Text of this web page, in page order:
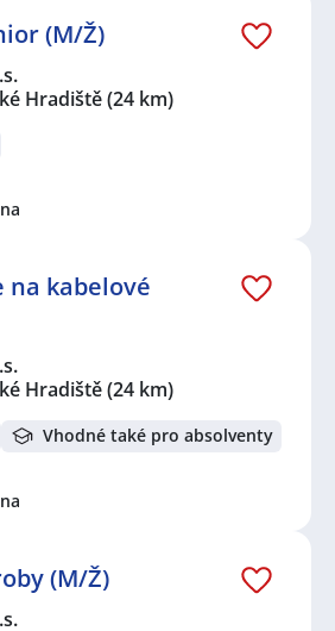
(M/Ž)
Hradiště(24 km)
na kabelové
Hradiště(24 km)
Vhodné také pro absolventy
(M/Ž)